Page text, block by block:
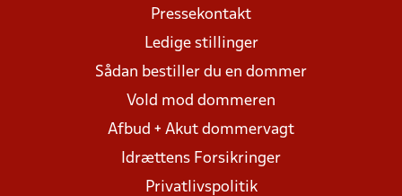
Pressekontakt
Ledige stillinger
Sådan bestiller du en dommer
Vold mod dommeren
Afbud + Akut dommervagt
Idrættens Forsikringer
Privatlivspolitik